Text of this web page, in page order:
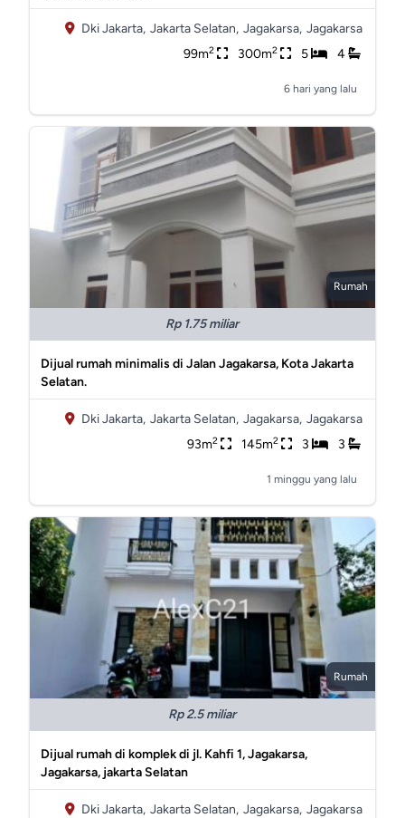
Dki Jakarta, Jakarta Selatan, Jagakarsa, Jagakarsa
99m2 300m2 5 4
6 hari yang lalu
Rumah
Rp 1.75 miliar
Dijual rumah minimalis di Jalan Jagakarsa, Kota Jakarta
Selatan.
Dki Jakarta, Jakarta Selatan, Jagakarsa, Jagakarsa
93m2 145m2 3 3
1 minggu yang lalu
Rumah
Rp 2.5 miliar
Dijual rumah di komplek di jl. Kahfi 1, Jagakarsa,
Jagakarsa, jakarta Selatan
Dki Jakarta, Jakarta Selatan, Jagakarsa, Jagakarsa